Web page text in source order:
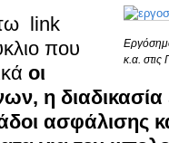
κ.α. στις
link
που
οι
η
ασφάλισης